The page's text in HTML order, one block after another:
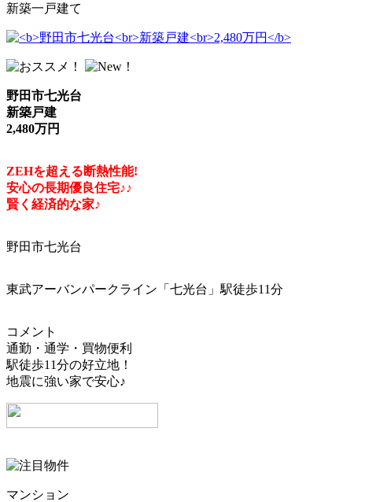
新築一戸建て
野田市七光台
新築戸建
2,480万円
ZEHを超える断熱性能!
安心の長期優良住宅♪♪
賢く経済的な家♪
野田市七光台
東武アーバンパークライン「七光台」駅徒歩11分
コメント
通勤・通学・買物便利
駅徒歩11分の好立地！
地震に強い家で安心♪
マンション